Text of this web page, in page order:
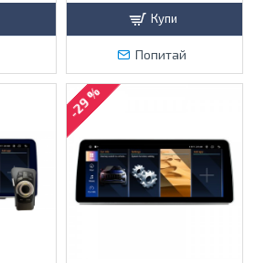
Купи
Попитай
-29 %